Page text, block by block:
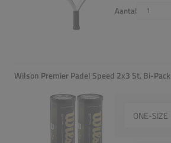
Aantal
Wilson Premier Padel Speed 2x3 St. Bi-Pack